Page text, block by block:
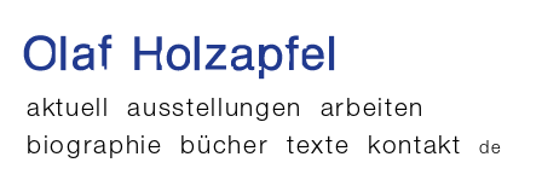
aktuell ausstellungen
arbeiten
biographie
bücher texte kontakt de